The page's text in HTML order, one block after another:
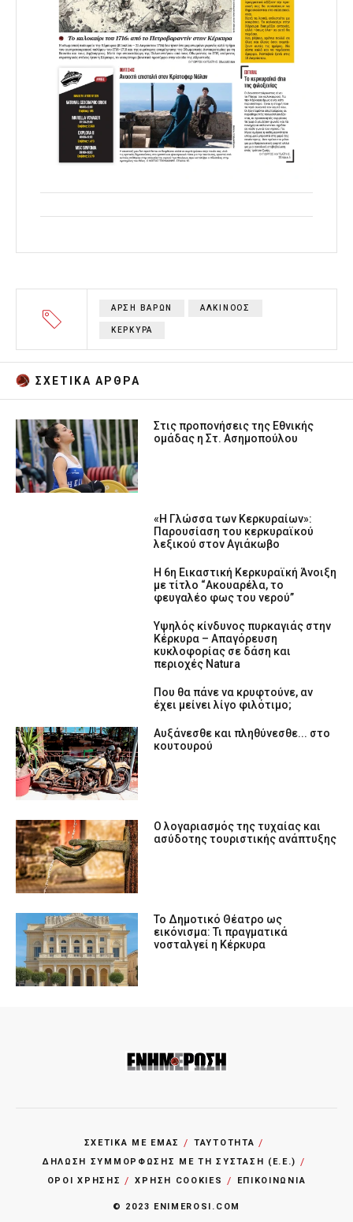
ΑΡΣΗ ΒΑΡΩΝ ΑΛΚΙΝΟΟΣ
ΚΕΡΚΥΡΑ
ΣΧΕΤΙΚA AΡΘΡΑ
Στις προπονήσεις της Εθνικής
ομάδας η Στ. Ασημοπούλου
«Η Γλώσσα των Κερκυραίων»:
Παρουσίαση του κερκυραϊκού
λεξικού στον Αγιάκωβο
Η 6η Εικαστική Κερκυραϊκή Άνοιξη
με τίτλο “Ακουαρέλα, το
φευγαλέο φως του νερού”
Υψηλός κίνδυνος πυρκαγιάς στην
Κέρκυρα – Απαγόρευση
κυκλοφορίας σε δάση και
περιοχές Natura
Που θα πάνε να κρυφτούνε, αν
έχει μείνει λίγο φιλότιμο;
Αυξάνεσθε και πληθύνεσθε... στο
κουτουρού
Ο λογαριασμός της τυχαίας και
ασύδοτης τουριστικής ανάπτυξης
Το Δημοτικό Θέατρο ως
εικόνισμα: Τι πραγματικά
νοσταλγεί η Κέρκυρα
ΣΧΕΤΙΚΑ ΜΕ ΕΜΑΣ
ΤΑΥΤΟΤΗΤΑ
ΔΗΛΩΣΗ ΣΥΜΜΟΡΦΩΣΗΣ ΜΕ ΤΗ ΣΥΣΤΑΣΗ (Ε.Ε.)
ΌΡΟΙ ΧΡΗΣΗΣ
ΧΡΗΣΗ COOKIES ΕΠΙΚΟΙΝΩΝΙΑ
© 2023 ENIMEROSI.COM